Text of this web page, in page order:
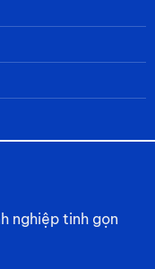
nghiệp tinh gọn